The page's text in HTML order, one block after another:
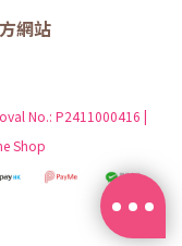
網站
No.: P2411000416 |
Shop